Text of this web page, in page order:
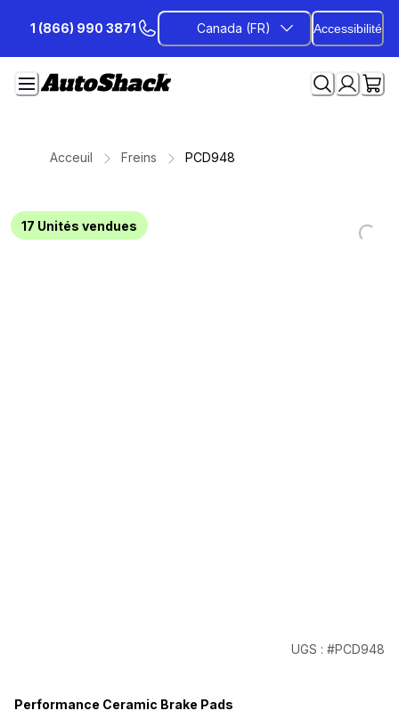
contenu
1 (866) 990 3871 Canada (FR) Accessibilité
Acceuil Freins PCD948
17 Unités vendues
UGS : #PCD948
Performance Ceramic Brake Pads